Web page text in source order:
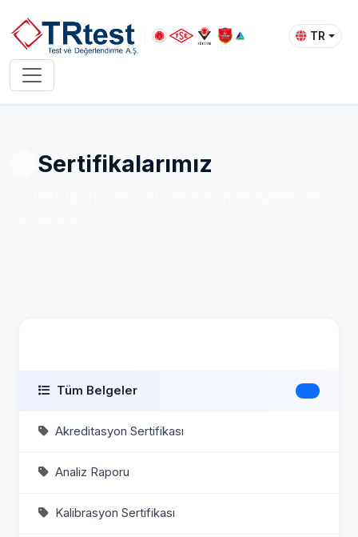
TR
Sertifikalarımız
Tüm Belgeler
Akreditasyon Sertifikası
Analiz Raporu
Kalibrasyon Sertifikası